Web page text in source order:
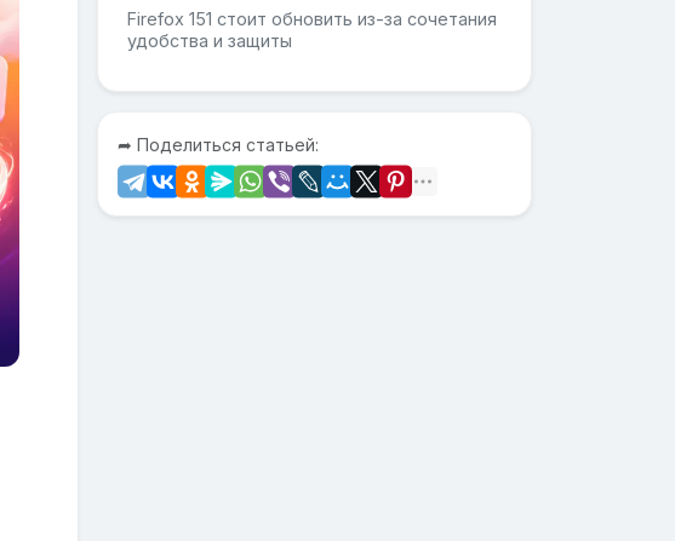
Firefox 151 стоит обновить из-за сочетания
удобства и защиты
➦ Поделиться статьей: